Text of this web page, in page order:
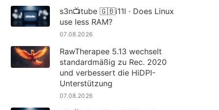
s3n📺tube 🇬🇧i11l · Does Linux
use less RAM?
07.08.2026
RawTherapee 5.13 wechselt
standardmäßig zu Rec. 2020
und verbessert die HiDPI-
Unterstützung
07.08.2026